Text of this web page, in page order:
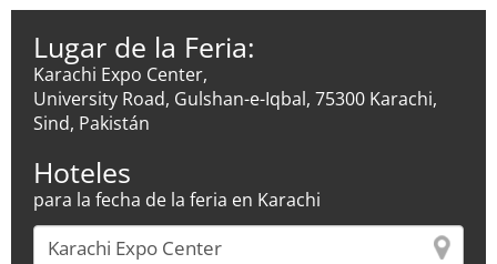
Lugar de la Feria:
Karachi Expo Center,
University Road, Gulshan-e-Iqbal, 75300 Karachi,
Sind, Pakistán
Hoteles
para la fecha de la feria en Karachi